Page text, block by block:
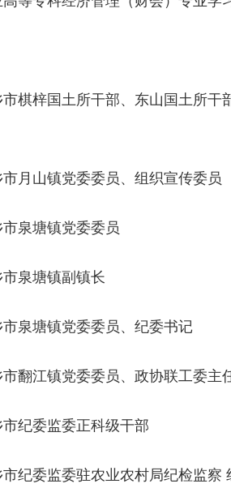
棋梓国土所干部、东山国土所干
月山镇党委委员、组织宣传委员
泉塘镇党委委员
泉塘镇副镇长
泉塘镇党委委员、纪委书记
翻江镇党委委员、政协联工委主
纪委监委正科级干部
纪委监委驻农业农村局纪检监察